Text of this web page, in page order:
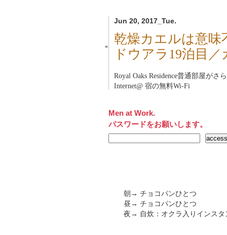
Jun 20, 2017_Tue.
■
乾燥カエルは意味
ドウアラ19泊目
Royal Oaks Residence普通部屋がさ
Internet@ 宿の無料Wi-Fi
Men at Work.
パスワードをお願いします。
朝→ チョコパンひとつ
昼→ チョコパンひとつ
夜→ 自炊：オクラ入りインスタ